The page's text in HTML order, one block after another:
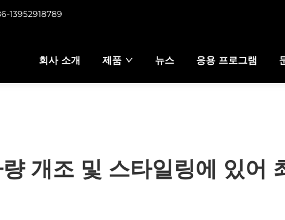
13952918789
회사 소개 제품 뉴스 응용 프로그램
개조 및 스타일링에 있어